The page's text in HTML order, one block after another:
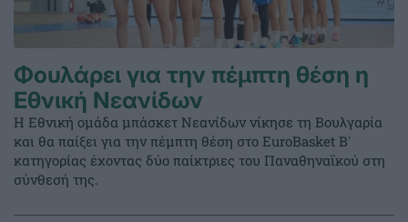
Φουλάρει για την πέμπτη θέση η
Εθνική Νεανίδων
Η Εθνική ομάδα μπάσκετ Νεανίδων νίκησε τη Βουλγαρία
και θα παίξει για την πέμπτη θέση στο EuroBasket Β'
κατηγορίας έχοντας δύο παίκτριες του Παναθηναϊκού στη
σύνθεσή της.